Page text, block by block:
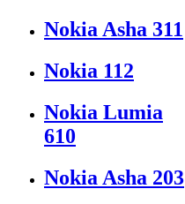
Nokia Asha 311
Nokia 112
Nokia Lumia
610
Nokia Asha 203